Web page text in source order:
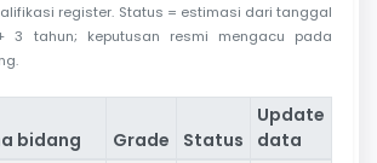
register. Status = estimasi dari tanggal
3 tahun; keputusan resmi mengacu pada
bidang Grade Status
Update
data